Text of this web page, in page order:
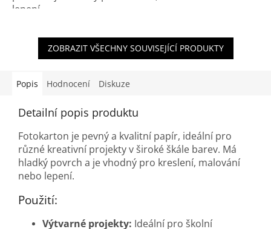
lepení.
ZOBRAZIT VŠECHNY SOUVISEJÍCÍ PRODUKTY
Popis Hodnocení Diskuze
Detailní popis produktu
Fotokarton je pevný a kvalitní papír, ideální pro
různé kreativní projekty v široké škále barev. Má
hladký povrch a je vhodný pro kreslení, malování
nebo lepení.
Použití:
Výtvarné projekty: Ideální pro školní